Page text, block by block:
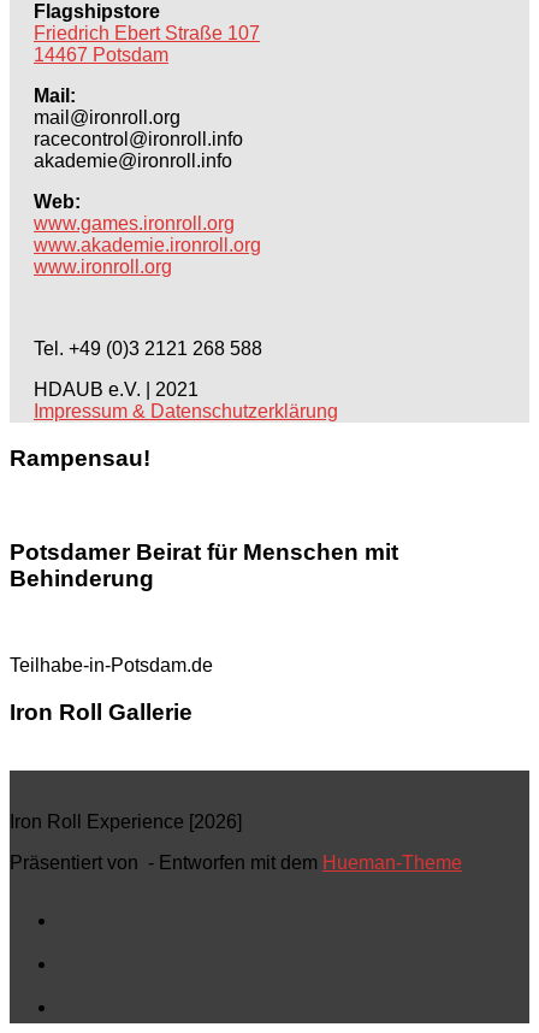
Flagshipstore
Friedrich Ebert Straße 107
14467 Potsdam
Mail:
mail@ironroll.org
racecontrol@ironroll.info
akademie@ironroll.info
Web:
www.games.ironroll.org
www.akademie.ironroll.org
www.ironroll.org
Tel. +49 (0)3 2121 268 588
HDAUB e.V. | 2021
Impressum & Datenschutzerklärung
Rampensau!
Potsdamer Beirat für Menschen mit
Behinderung
Teilhabe-in-Potsdam.de
Iron Roll Gallerie
Iron Roll Experience [2026]
Präsentiert von - Entworfen mit dem Hueman-Theme